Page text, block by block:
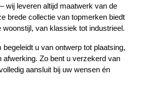
– wij leveren altijd maatwerk van de
brede collectie van topmerken biedt
van klassiek tot industrieel.
u van ontwerp tot plaatsing,
afwerking. Zo bent u verzekerd van
aansluit bij uw wensen én